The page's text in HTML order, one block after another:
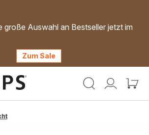
große Auswahl an Bestseller jetzt im
Zum Sale
Mein
Mein